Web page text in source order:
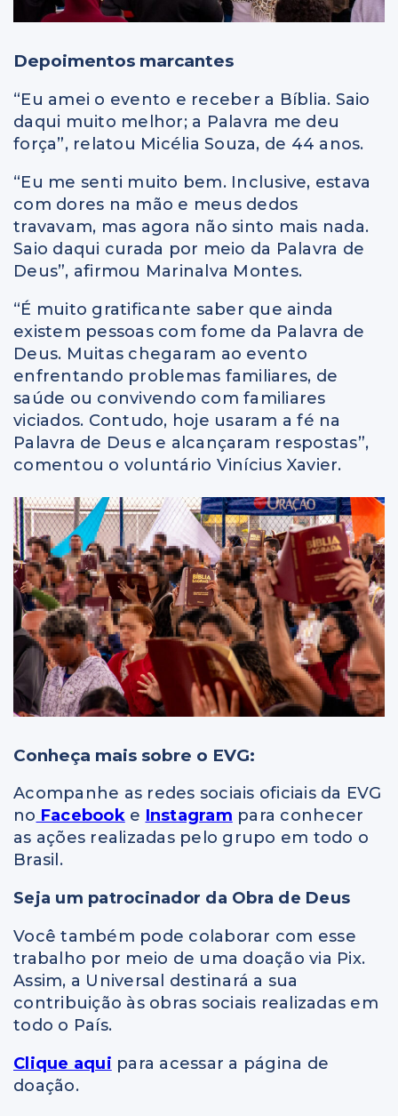
Depoimentos marcantes
“Eu amei o evento e receber a Bíblia. Saio
daqui muito melhor; a Palavra me deu
força”, relatou Micélia Souza, de 44 anos.
“Eu me senti muito bem. Inclusive, estava
com dores na mão e meus dedos
travavam, mas agora não sinto mais nada.
Saio daqui curada por meio da Palavra de
Deus”, afirmou Marinalva Montes.
“É muito gratificante saber que ainda
existem pessoas com fome da Palavra de
Deus. Muitas chegaram ao evento
enfrentando problemas familiares, de
saúde ou convivendo com familiares
viciados. Contudo, hoje usaram a fé na
Palavra de Deus e alcançaram respostas”,
comentou o voluntário Vinícius Xavier.
Conheça mais sobre o EVG:
Acompanhe as redes sociais oficiais da EVG
no Facebooke Instagram para conhecer
as ações realizadas pelo grupo em todo o
Brasil.
Seja um patrocinador da Obra de Deus
Você também pode colaborar com esse
trabalho por meio de uma doação via Pix.
Assim, a Universal destinará a sua
contribuição às obras sociais realizadas em
todo o País.
Clique aqui para acessar a página de
doação.